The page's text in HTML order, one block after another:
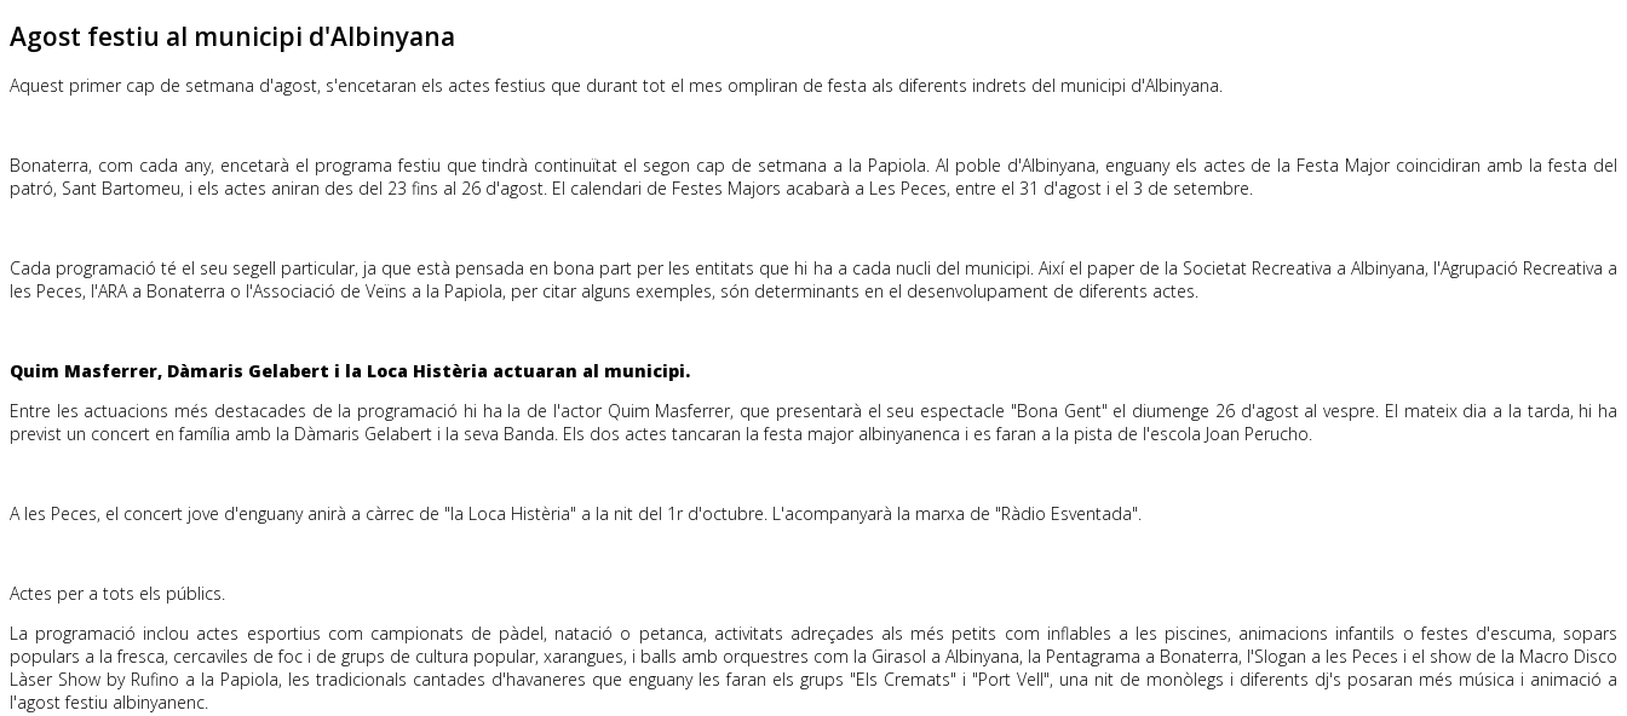
Agost festiu al municipi d'Albinyana
Aquest primer cap de setmana d'agost, s'encetaran els actes festius que durant tot el mes ompliran de festa als diferents indrets del municipi d'Albinyana.
Bonaterra, com cada any, encetarà el programa festiu que tindrà continuïtat el segon cap de setmana a la Papiola. Al poble d'Albinyana, enguany els actes de la Festa Major coincidiran amb la festa del
patró, Sant Bartomeu, i els actes aniran des del 23 fins al 26 d'agost. El calendari de Festes Majors acabarà a Les Peces, entre el 31 d'agost i el 3 de setembre.
Cada programació té el seu segell particular, ja que està pensada en bona part per les entitats que hi ha a cada nucli del municipi. Així el paper de la Societat Recreativa a Albinyana, l'Agrupació Recreativa a
les Peces, l'ARA a Bonaterra o l'Associació de Veïns a la Papiola, per citar alguns exemples, són determinants en el desenvolupament de diferents actes.
Quim Masferrer, Dàmaris Gelabert i la Loca Histèria actuaran al municipi.
Entre les actuacions més destacades de la programació hi ha la de l'actor Quim Masferrer, que presentarà el seu espectacle "Bona Gent" el diumenge 26 d'agost al vespre. El mateix dia a la tarda, hi ha
previst un concert en família amb la Dàmaris Gelabert i la seva Banda. Els dos actes tancaran la festa major albinyanenca i es faran a la pista de l'escola Joan Perucho.
A les Peces, el concert jove d'enguany anirà a càrrec de "la Loca Histèria" a la nit del 1r d'octubre. L'acompanyarà la marxa de "Ràdio Esventada".
Actes per a tots els públics.
La programació inclou actes esportius com campionats de pàdel, natació o petanca, activitats adreçades als més petits com inflables a les piscines, animacions infantils o festes d'escuma, sopars
populars a la fresca, cercaviles de foc i de grups de cultura popular, xarangues, i balls amb orquestres com la Girasol a Albinyana, la Pentagrama a Bonaterra, l'Slogan a les Peces i el show de la Macro Disco
Làser Show by Rufino a la Papiola, les tradicionals cantades d'havaneres que enguany les faran els grups "Els Cremats" i "Port Vell", una nit de monòlegs i diferents dj's posaran més música i animació a
l'agost festiu albinyanenc.